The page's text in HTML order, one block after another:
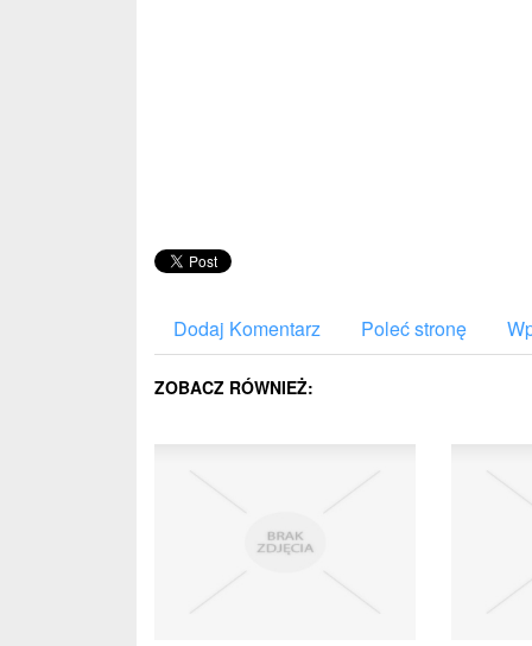
Dodaj Komentarz Poleć stronę
ZOBACZ RÓWNIEŻ: